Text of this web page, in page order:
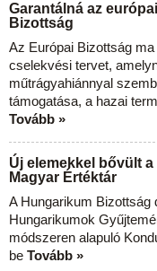
Garantálná az
Bizottság
Az Európai Bizottság
cselekvési tervet,
műtrágyahiánnyal
támogatása, a hazai
Tovább »
Új elemekkel bővült
Magyar Értéktár
A Hungarikum Bizottság
Hungarikumok
módszeren alapuló
be Tovább »